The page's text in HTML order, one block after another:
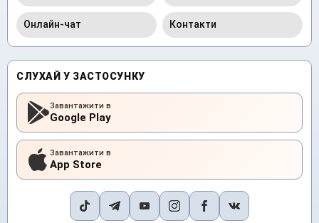
Онлайн-чат Контакти
СЛУХАЙ У ЗАСТОСУНКУ
Завантажити в
Google Play
Завантажити в
App Store